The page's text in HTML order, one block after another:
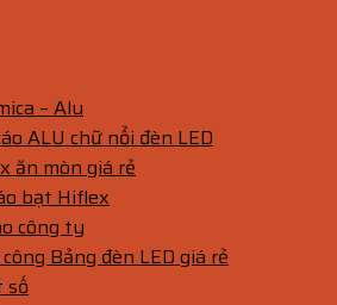
– Alu
ALU chữ nổi đèn LED
ăn mòn giá rẻ
bạt Hiflex
công ty
Bảng đèn LED giá rẻ
số